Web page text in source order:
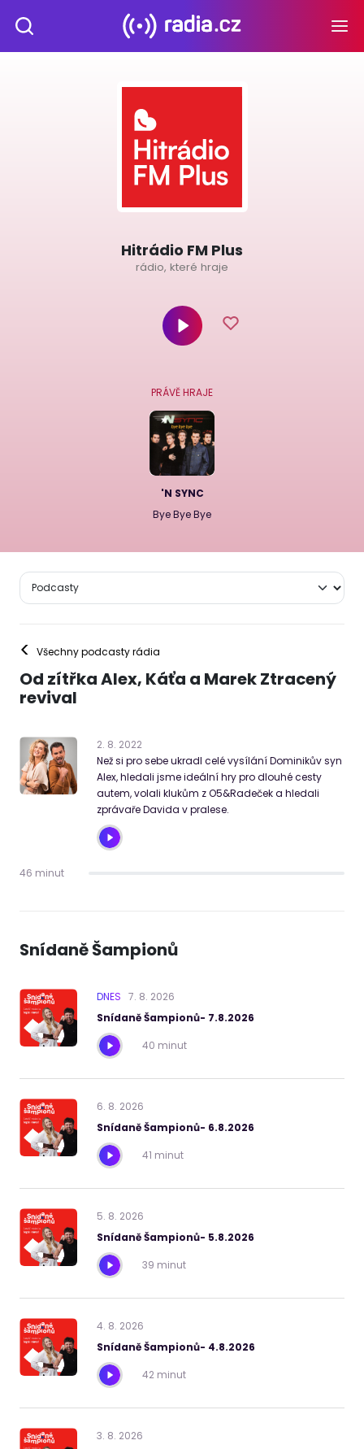
Hitrádio FM Plus
rádio, které hraje
PRÁVĚ HRAJE
'N SYNC
Bye Bye Bye
< Všechny podcasty rádia
Od zítřka Alex, Káťa a Marek Ztracený
revival
2. 8. 2022
Než si pro sebe ukradl celé vysílání Dominikův syn
Alex, hledali jsme ideální hry pro dlouhé cesty
autem, volali klukům z O5&Radeček a hledali
zprávaře Davida v pralese.
46 minut
Snídaně Šampionů
DNES 7. 8. 2026
Snídaně Šampionů- 7.8.2026
40 minut
6. 8. 2026
Snídaně Šampionů- 6.8.2026
41 minut
5. 8. 2026
Snídaně Šampionů- 5.8.2026
39 minut
4. 8. 2026
Snídaně Šampionů- 4.8.2026
42 minut
3. 8. 2026